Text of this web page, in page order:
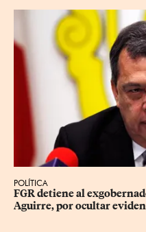
POLÍTICA
FGR detiene al
Aguirre, por ocultar